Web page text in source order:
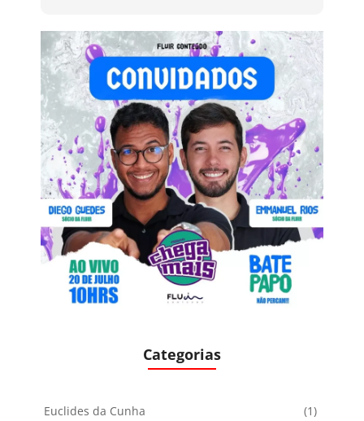
Categorias
Euclides da Cunha
(1)